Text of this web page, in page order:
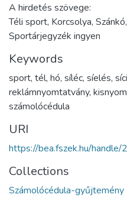
A hirdetés szövege:
Téli sport, Korcsolya,
Sportárjegyzék ingyen
Keywords
sport, tél, hó, síléc, síelés,
reklámnyomtatvány,
számolócédula
URI
https://bea.fszek.hu/
Collections
Számolócédula-gyűjtemény